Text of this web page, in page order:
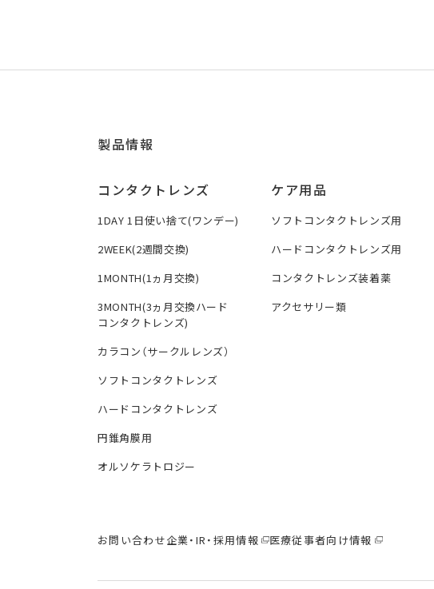
製品情報
コンタクトレンズ
1DAY 1日使い捨て(ワンデー)
2WEEK(2週間交換)
1MONTH(1ヵ月交換)
3MONTH(3ヵ月交換ハード
コンタクトレンズ)
カラコン（サークルレンズ）
ソフトコンタクトレンズ
ハードコンタクトレンズ
円錐角膜用
オルソケラトロジー
ケア用品
ソフトコンタクトレンズ用
ハードコンタクトレンズ用
コンタクトレンズ装着薬
アクセサリー類
お問い合わせ企業・IR・採用情報 医療従事者向け情報